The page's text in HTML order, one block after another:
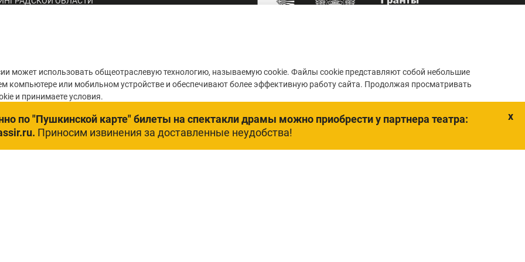
может использовать общеотраслевую технологию, называемую cookie. Файлы cookie представляют собой небольшие
или мобильном устройстве и обеспечивают более эффективную работу сайта. Продолжая просматривать
и принимаете условия.
x
по "Пушкинской карте" билеты на спектакли драмы можно приобрести у партнера театра:
Приносим извинения за доставленные неудобства!